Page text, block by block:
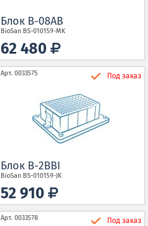
Блок B-08AB
BioSan BS-010159-MK
62 480
Арт. 0033575 Под заказ
Блок B-2BBI
BioSan BS-010159-JK
52 910
Арт. 0033578 Под заказ